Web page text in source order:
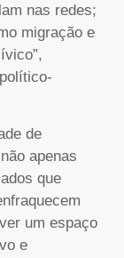
nas redes;
migração e
de
apenas
que
um espaço
e